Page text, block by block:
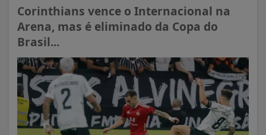
Corinthians vence o Internacional na
Arena, mas é eliminado da Copa do
Brasil...